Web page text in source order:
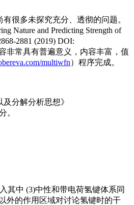
很多未探究充分、透彻的问题。
Nature and Predicting Strength of
2881 (2019) DOI:
非常具有普遍意义，内容丰富，值
multiwfn）程序完成。
分解分析思想》
。
其中 (3)中性和带电荷氢键体系同
外的作用区域对讨论氢键时的干